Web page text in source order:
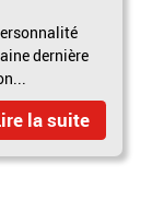
dernière
la suite